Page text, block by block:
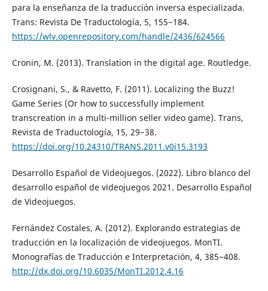
para la enseñanza de la traducción inversa especializada.
Trans: Revista De Traductología, 5, 155−184.
https://wlv.openrepository.com/handle/2436/624566
Cronin, M. (2013). Translation in the digital age. Routledge.
Crosignani, S., & Ravetto, F. (2011). Localizing the Buzz!
Game Series (Or how to successfully implement
transcreation in a multi-million seller video game). Trans,
Revista de Traductología, 15, 29−38.
https://doi.org/10.24310/TRANS.2011.v0i15.3193
Desarrollo Español de Videojuegos. (2022). Libro blanco del
desarrollo español de videojuegos 2021. Desarrollo Español
de Videojuegos.
Fernández Costales, A. (2012). Explorando estrategias de
traducción en la localización de videojuegos. MonTI.
Monografías de Traducción e Interpretación, 4, 385−408.
http://dx.doi.org/10.6035/MonTI.2012.4.16